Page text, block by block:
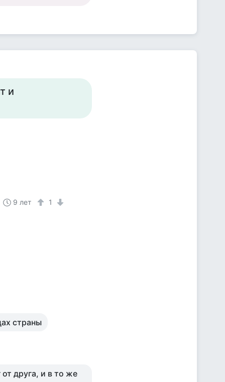
и
9 лет 1
страны
друга, и в то же